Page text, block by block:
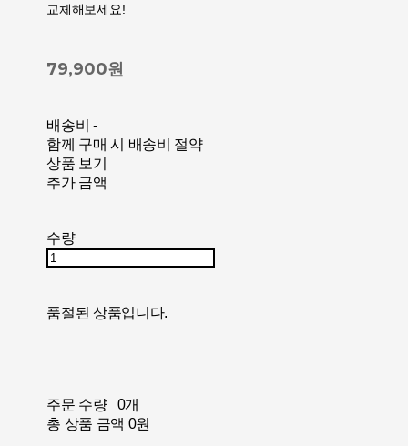
교체해보세요!
79,900원
배송비 -
함께 구매 시 배송비 절약
상품 보기
추가 금액
수량
품절된 상품입니다.
주문 수량
0개
총 상품 금액 0원